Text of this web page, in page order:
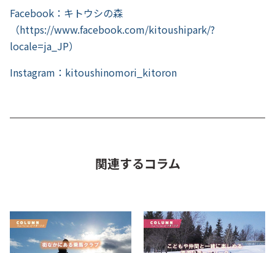
Facebook：キトウシの森
（https://www.facebook.com/kitoushipark/?
locale=ja_JP）
Instagram：kitoushinomori_kitoron
関連するコラム